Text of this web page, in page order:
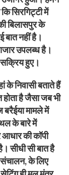
सिरगिट्टी में
बिलासपुर के
बात नहीं है।
उपलब्ध है।
सक्रिय हुए।
के निवासी बताते हैं
है जैसा जब भी
बरैईया मामले में
के बारे में
आधार की कॉपी
सीधी सी बात है
संचालन, के लिए